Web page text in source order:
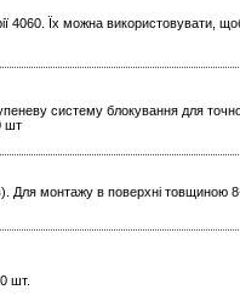
4060. Їх можна використовувати,
систему блокування для точної
шт
Для монтажу в поверхні
шт.